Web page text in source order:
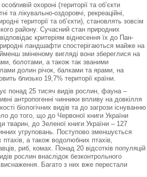
охороні (території та об’єкти
та лікувально-оздоровчі, рекреаційні,
території та об’єкти), становлять зовсім
району. Сучасний стан природних
критеріям віднесення їх до Пан-
ландшафти спостерігаються майже на
зміненому вигляді вони збереглися на
болотами, а також так званими
долин річок, балками та ярами, на
близько 19,7% території країни.
понад 25 тисяч видів рослин, фауна –
антропогенні чинники впливу на довкілля
біологічних видів та до загрози існуванню
до того, що до Червоної книги України
тварин, до Зеленої книги України – 127
угруповань. Поступово зменшується
а також водолюбних птахів,
риб, комах. Понад 20 відсотків популяцій
рослин внаслідок безконтрольного
Багато з них вже перестали